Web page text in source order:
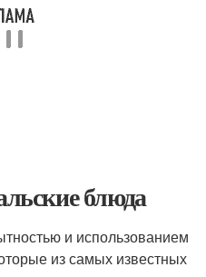
блюда
и использованием
из самых известных